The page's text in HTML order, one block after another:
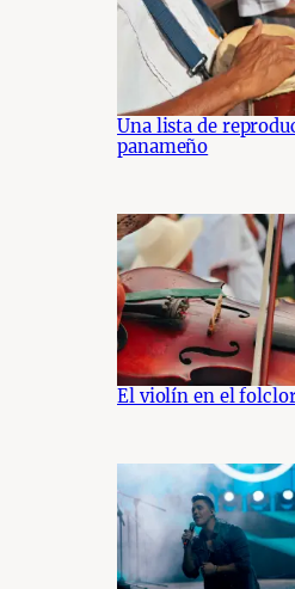
Una lista de
panameño
El violín en el